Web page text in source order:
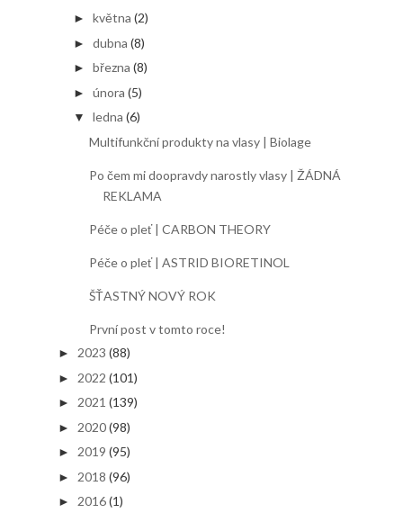
► května (2)
► dubna (8)
► března (8)
► února (5)
▼ ledna (6)
Multifunkční produkty na vlasy | Biolage
Po čem mi doopravdy narostly vlasy | ŽÁDNÁ
REKLAMA
Péče o pleť | CARBON THEORY
Péče o pleť | ASTRID BIORETINOL
ŠŤASTNÝ NOVÝ ROK
První post v tomto roce!
► 2023 (88)
► 2022 (101)
► 2021 (139)
► 2020(98)
► 2019 (95)
► 2018 (96)
► 2016(1)